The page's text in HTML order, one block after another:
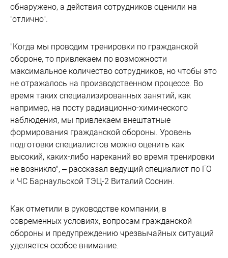
обнаружено, а действия сотрудников оценили на
"отлично".
"Когда мы проводим тренировки по гражданской
обороне, то привлекаем по возможности
максимальное количество сотрудников, но чтобы это
не отражалось на производственном процессе. Во
время таких специализированных занятий, как
например, на посту радиационно-химического
наблюдения, мы привлекаем внештатные
формирования гражданской обороны. Уровень
подготовки специалистов можно оценить как
высокий, каких-либо нареканий во время тренировки
не возникло", – рассказал ведущий специалист по ГО
и ЧС Барнаульской ТЭЦ-2 Виталий Соснин.
Как отметили в руководстве компании, в
современных условиях, вопросам гражданской
обороны и предупреждению чрезвычайных ситуаций
уделяется особое внимание.